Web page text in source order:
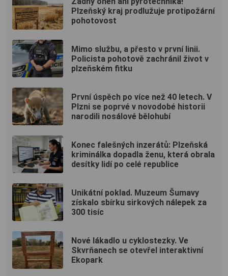
Plzeňský kraj prodlužuje protipožární
pohotovost
Mimo službu, a přesto v první linii.
Policista pohotově zachránil život v
plzeňském fitku
První úspěch po více než 40 letech. V
Plzni se poprvé v novodobé historii
narodili nosálové bělohubí
Konec falešných inzerátů: Plzeňská
kriminálka dopadla ženu, která obrala
desítky lidí po celé republice
Unikátní poklad. Muzeum Šumavy
získalo sbírku sirkových nálepek za
300 tisíc
Nové lákadlo u cyklostezky. Ve
Skvrňanech se otevřel interaktivní
Ekopark